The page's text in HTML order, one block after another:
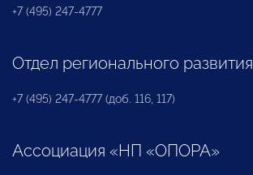
+7 (495) 247-4777
Отдел регионального развития
+7 (495) 247-4777 (доб. 116, 117)
Ассоциация «НП «ОПОРА»